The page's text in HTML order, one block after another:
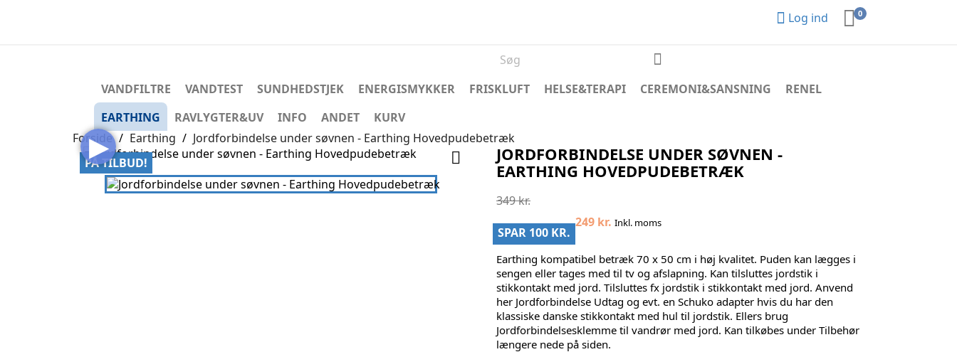
Log ind 0
VANDFILTRE VANDTEST SUNDHEDSTJEK ENERGISMYKKER FRISKLUFT HELSE&TERAPI CEREMONI&SANSNING
RENEL
EARTHING
RAVLYGTER&UV INFO ANDET
KURV
Forside
Earthing
Jordforbindelse under søvnen - Earthing Hovedpudebetræk
PÅ TILBUD!
▶
 
JORDFORBINDELSE UNDER SØVNEN -
EARTHING HOVEDPUDEBETRÆK
349 kr.
249 kr.
SPAR 100 KR.
Inkl. moms
Earthing kompatibel betræk 70 x 50 cm i høj kvalitet. Puden kan lægges i
sengen eller tages med til tv og afslapning. Kan tilsluttes jordstik i
stikkontakt med jord. Tilsluttes fx jordstik i stikkontakt med jord. Anvend
her Jordforbindelse Udtag og evt. en Schuko adapter hvis du har den
klassiske danske stikkontakt med hul til jordstik. Ellers brug
Jordforbindelsesklemme til vandrør med jord. Kan tilkøbes under Tilbehør
længere nede på siden.